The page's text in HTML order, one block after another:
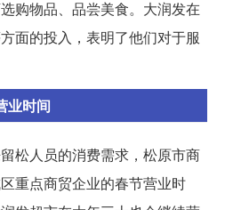
购物品、品尝美食。大润发在
面的投入，表明了他们对于服
业时间
松人员的消费需求，松原市商
重点商贸企业的春节营业时